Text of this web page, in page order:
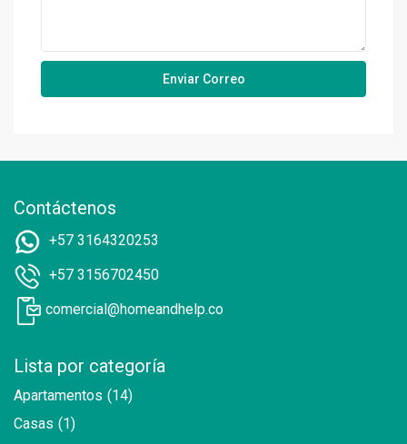
Contáctenos
+57 3164320253
+57 3156702450
comercial@homeandhelp.co
Lista por categoría
Apartamentos (14)
Casas (1)